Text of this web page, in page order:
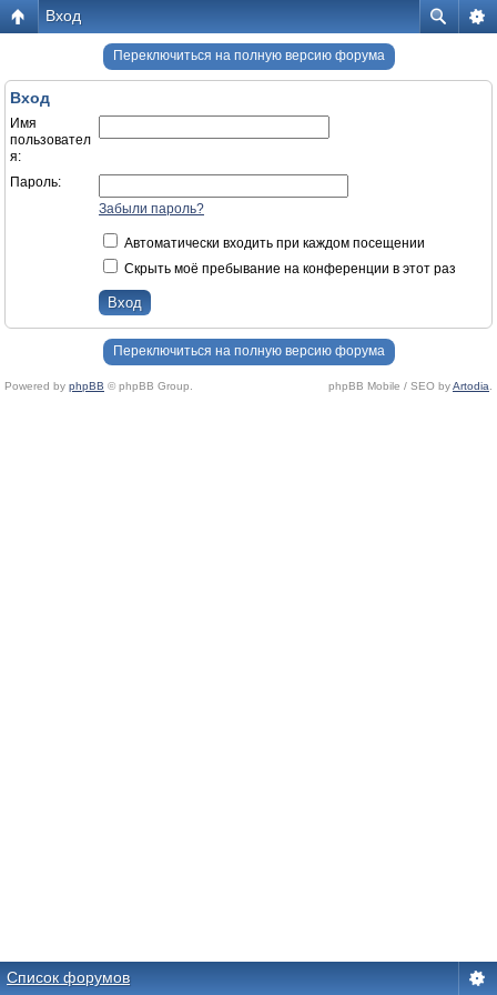
Вход
Переключиться на полную версию форума
Вход
Имя
пользовател
я:
Пароль:
Забыли пароль?
Автоматически входить при каждом посещении
Скрыть моё пребывание на конференции в этот раз
Переключиться на полную версию форума
Powered by phpBB © phpBB Group. phpBB Mobile / SEO byArtodia
Список форумов